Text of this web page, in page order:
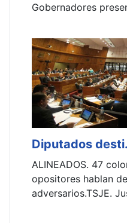
Gobernadores presentó
Diputados desti...
ALINEADOS. 47
opositores hablan de
adversarios.TSJE. Jus...